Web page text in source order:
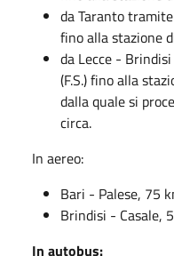
da Taranto
fino alla stazione
da Lecce -
(F.S.) fino alla
dalla quale si
circa.
In aereo:
Bari - Palese, 75
Brindisi - Casale,
In autobus: